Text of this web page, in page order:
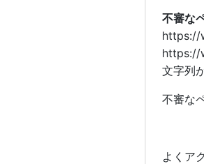
不審な
https://
https://
文字列
不審な
よくア